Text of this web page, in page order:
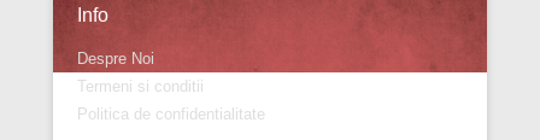
Info
Despre Noi
Termeni si conditii
Politica de confidentialitate